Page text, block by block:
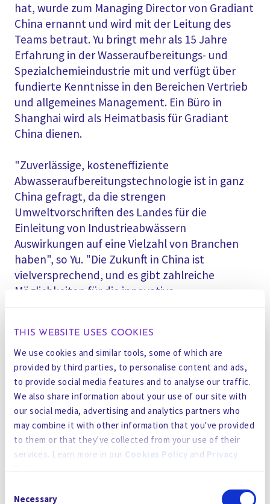
THIS WEBSITE USES COOKIES
We use cookies and similar tools, some of which are
provided by third parties, to personalise content and ads,
to provide social media features and to analyse our traffic.
We also share information about your use of our site with
our social media, advertising and analytics partners who
may combine it with other information that you've provided
to them or that they've collected from your use of their
services. Learn more in our Cookies Policy and Privacy
Policy.
By using the site, you agree to our Cookies
Selection
Necessary
hat, wurde zum Managing Director von Gradiant
China ernannt und wird mit der Leitung des
Teams betraut. Yu bringt mehr als 15 Jahre
Erfahrung in der Wasseraufbereitungs- und
Spezialchemieindustrie mit und verfügt über
fundierte Kenntnisse in den Bereichen Vertrieb
und allgemeines Management. Ein Büro in
Shanghai wird als Heimatbasis für Gradiant
China dienen.
"Zuverlässige, kosteneffiziente
Abwasseraufbereitungstechnologie ist in ganz
China gefragt, da die strengen
Umweltvorschriften des Landes für die
Einleitung von Industrieabwässern
Auswirkungen auf eine Vielzahl von Branchen
haben", so Yu. "Die Zukunft in China ist
vielversprechend, und es gibt zahlreiche
Möglichkeiten für die innovative
Abwasserbehandlungstechnologie von
der Erfüllung der ZLD-Anforderungen zu
unterstützen.
Die Gradiant Corporation hat ihr Flaggschiff, das
Carrier Gas Extraction (CGE)-System, auf der
Grundlage von Befeuchtung und Entfeuchtung
entwickelt, um die schwierigsten industriellen
Abfallströme in wertvolle Wasserressourcen zu
für die Behandlung zu senken und gleichzeitig